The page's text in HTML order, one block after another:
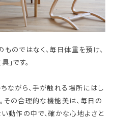
のではなく、毎日体重を預け、
です。
ながら、手が触れる場所にはし
その合理的な機能美は、毎日の
い動作の中で、確かな心地よさと